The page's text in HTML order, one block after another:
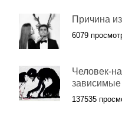
Причина
6079
Человек-
137535